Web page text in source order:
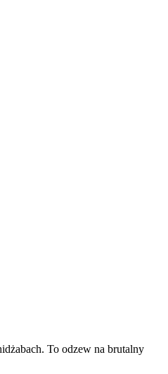
To odzew na brutalny